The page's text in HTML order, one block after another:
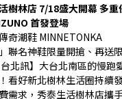
樹林店 7/18盛大開幕 多
首發登場
奇潮鞋 MINNETONKA
聯名神鞋限量開搶、再送
台北訊】大台北南區的慢跑
看好新北樹林生活圈持續
需求，秀泰生活樹林店攜